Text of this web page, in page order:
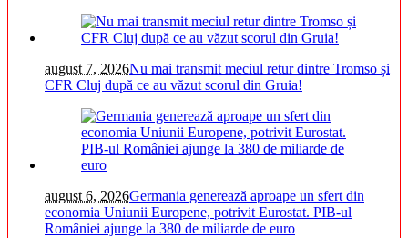
august 7, 2026Nu mai transmit meciul retur dintre Tromso și
CFR Cluj după ce au văzut scorul din Gruia!
august 6, 2026Germania generează aproape un sfert din
economia Uniunii Europene, potrivit Eurostat. PIB-ul
României ajunge la 380 de miliarde de euro